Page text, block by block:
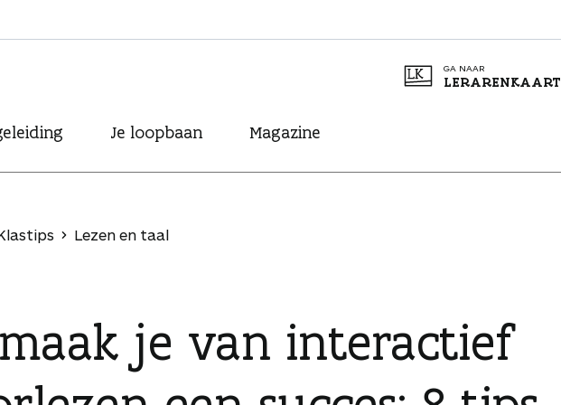
GA NAAR
LERARENKAART
Je loopbaan Magazine
Lezen en taal
je van interactief